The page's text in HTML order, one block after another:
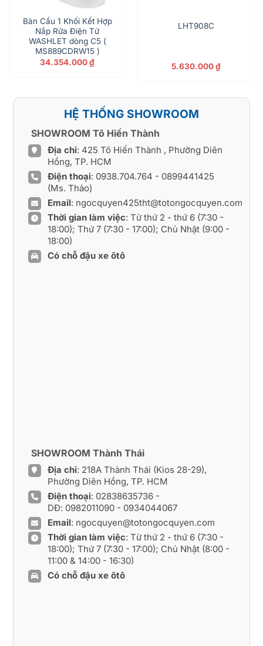
Bàn Cầu 1 Khối Kết Hợp
Nắp Rửa Điện Tử
WASHLET dòng C5 (
MS889CDRW15 )
34.354.000₫
LHT908C
5.630.000₫
HỆ THỐNG SHOWROOM
SHOWROOM Tô Hiến Thành
Địa chỉ: 425 Tô Hiến Thành , Phường Diên
Hồng, TP. HCM
Điện thoại: 0938.704.764 - 0899441425
(Ms. Thảo)
Email: ngocquyen425tht@totongocquyen.com
Thời gian làm việc: Từ thứ 2 - thứ 6 (7:30 -
18:00); Thứ 7 (7:30 - 17:00); Chủ Nhật (9:00 -
18:00)
Có chỗ đậu xe ôtô
SHOWROOM Thành Thái
Địa chỉ: 218A Thành Thái (Kios 28-29),
Phường Diên Hồng, TP. HCM
Điện thoại: 02838635736 -
DĐ: 0982011090- 0934044067
Email: ngocquyen@totongocquyen.com
Thời gian làm việc: Từ thứ 2 - thứ 6 (7:30 -
18:00); Thứ 7 (7:30 - 17:00); Chủ Nhật (8:00 -
11:00 & 14:00 - 16:30)
Có chỗ đậu xe ôtô